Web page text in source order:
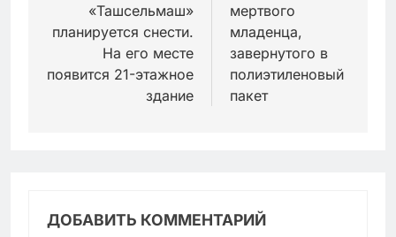
«Ташсельмаш»
планируется снести.
На его месте
появится 21-этажное
здание
мертвого
младенца,
завернутого в
полиэтиленовый
пакет
ДОБАВИТЬ КОММЕНТАРИЙ